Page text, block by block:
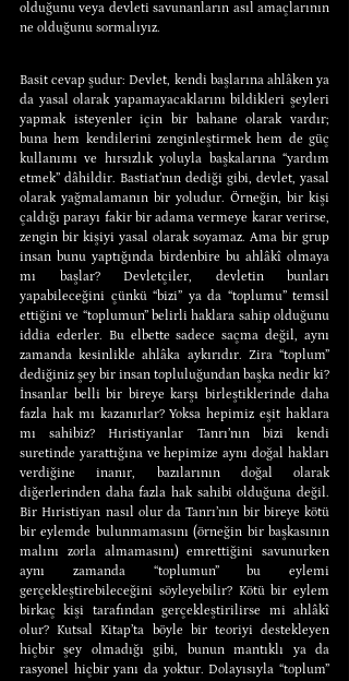
olduğunu veya devleti savunanların asıl amaçlarının
ne olduğunu sormalıyız.
Basit cevap şudur: Devlet, kendi başlarına ahlâken ya
da yasal olarak yapamayacaklarını bildikleri şeyleri
yapmak isteyenler için bir bahane olarak vardır;
buna hem kendilerini zenginleştirmek hem de güç
kullanımı ve hırsızlık yoluyla başkalarına “yardım
etmek” dâhildir. Bastiat’nın dediği gibi, devlet, yasal
olarak yağmalamanın bir yoludur. Örneğin, bir kişi
çaldığı parayı fakir bir adama vermeye karar verirse,
zengin bir kişiyi yasal olarak soyamaz. Ama bir grup
insan bunu yaptığında birdenbire bu ahlâkî olmaya
mı başlar? Devletçiler, devletin bunları
yapabileceğini çünkü “bizi” ya da “toplumu” temsil
ettiğini ve “toplumun” belirli haklara sahip olduğunu
iddia ederler. Bu elbette sadece saçma değil, aynı
zamanda kesinlikle ahlâka aykırıdır. Zira “toplum”
dediğiniz şey bir insan topluluğundan başka nedir ki?
İnsanlar belli bir bireye karşı birleştiklerinde daha
fazla hak mı kazanırlar? Yoksa hepimiz eşit haklara
mı sahibiz? Hıristiyanlar Tanrı’nın bizi kendi
suretinde yarattığına ve hepimize aynı doğal hakları
verdiğine inanır, bazılarının doğal olarak
diğerlerinden daha fazla hak sahibi olduğuna değil.
Bir Hıristiyan nasıl olur da Tanrı’nın bir bireye kötü
bir eylemde bulunmamasını (örneğin bir başkasının
malını zorla almamasını) emrettiğini savunurken
aynı zamanda “toplumun” bu eylemi
gerçekleştirebileceğini söyleyebilir? Kötü bir eylem
birkaç kişi tarafından gerçekleştirilirse mi ahlâkî
olur? Kutsal Kitap’ta böyle bir teoriyi destekleyen
hiçbir şey olmadığı gibi, bunun mantıklı ya da
rasyonel hiçbir yanı da yoktur. Dolayısıyla “toplum”